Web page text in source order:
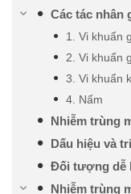
Các tác nhân
1. Vi khuẩn
2. Vi khuẩn
3. Vi khuẩn
4. Nấm
Nhiễm trùng
Dấu hiệu và
Đối tượng dễ
Nhiễm trùng